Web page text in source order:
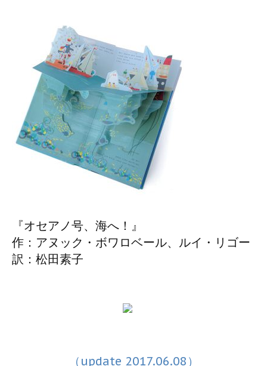
『オセアノ号、海へ！』
作：アヌック・ボワロベール、ルイ・リゴー
訳：松田素子
（update 2017.06.08）